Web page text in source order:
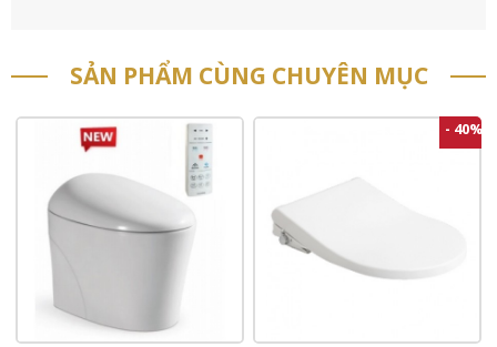
SẢN PHẨM CÙNG CHUYÊN MỤC
- 40%